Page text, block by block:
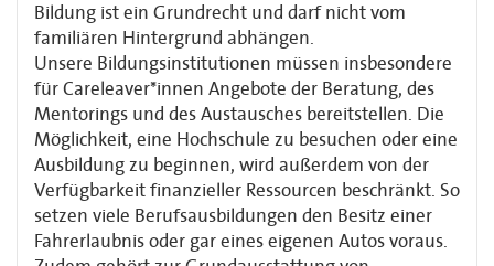
Bildung ist ein Grundrecht und darf nicht vom
familiären Hintergrund abhängen.
Unsere Bildungsinstitutionen müssen insbesondere
für Careleaver*innen Angebote der Beratung, des
Mentorings und des Austausches bereitstellen. Die
Möglichkeit, eine Hochschule zu besuchen oder eine
Ausbildung zu beginnen, wird außerdem von der
Verfügbarkeitfinanzieller Ressourcen beschränkt. So
setzen viele Berufsausbildungen den Besitz einer
Fahrerlaubnis oder gar eines eigenen Autos voraus.